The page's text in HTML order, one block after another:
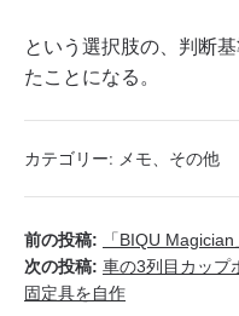
という選択肢の、判断
たことになる。
カテゴリー: メモ、その他
前の投稿:
「BIQU
次の投稿: 車の3列目カップ
固定具を自作